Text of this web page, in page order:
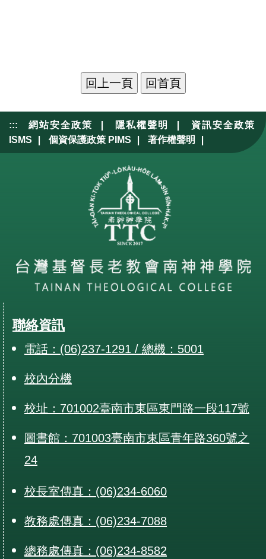
::: 網站安全政策 | 隱私權聲明 |
資訊安全政策
ISMS
| 個資保護政策 PIMS | 著作權聲明 |
聯絡資訊
電話：(06)237-1291 / 總機：5001
校內分機
校址：701002臺南市東區東門路一段117號
圖書館：701003臺南市東區青年路360號之
24
校長室傳真：(06)234-6060
教務處傳真：(06)234-7088
總務處傳真：(06)234-8582